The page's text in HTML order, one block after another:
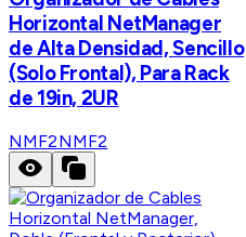
Horizontal NetManager
de Alta Densidad, Sencillo
(Solo Frontal), Para Rack
de 19in, 2UR
NMF2NMF2